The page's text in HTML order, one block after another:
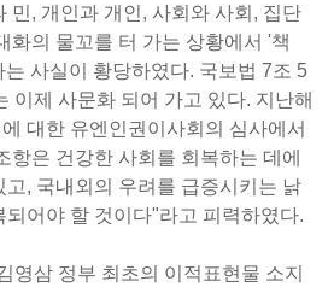
민, 개인과 개인, 사회와 사회, 집단
화의 물꼬를 터 가는 상황에서 '책
사실이 황당하였다. 국보법 7조 5
이제 사문화 되어 가고 있다. 지난해
대한 유엔인권이사회의 심사에서
항은 건강한 사회를 회복하는 데에
, 국내외의 우려를 급증시키는 낡
어야 할 것이다"라고 피력하였다.
영삼 정부 최초의 이적표현물 소지